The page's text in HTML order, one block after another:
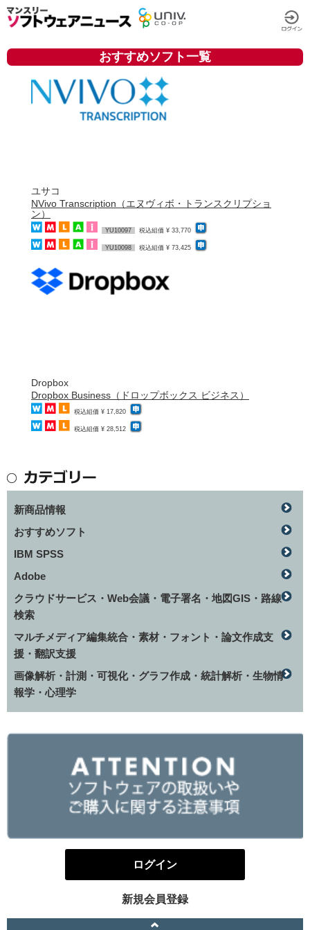
おすすめソフト一覧
ユサコ
NVivo Transcription（エヌヴィボ・トランスクリプショ
ン）
YU10097 税込組価 ¥ 33,770
YU10098 税込組価 ¥ 73,425
Dropbox
Dropbox Business（ドロップボックス ビジネス）
税込組価 ¥ 17,820
税込組価 ¥ 28,512
新商品情報
おすすめソフト
IBM SPSS
Adobe
クラウドサービス・Web会議・電子署名・地図GIS・路線
検索
マルチメディア編集統合・素材・フォント・論文作成支
援・翻訳支援
画像解析・計測・可視化・グラフ作成・統計解析・生物情
報学・心理学
ログイン
新規会員登録